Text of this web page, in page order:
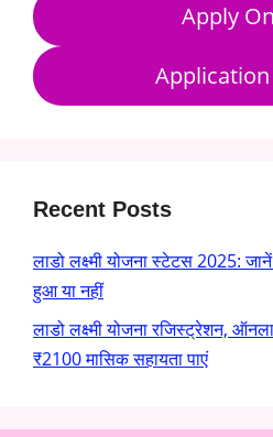
Apply
Recent Posts
लाडो लक्ष्मी योजना स्टेटस 2025:
हुआ या नहीं
लाडो लक्ष्मी योजना रजिस्ट्रेशन,
₹2100 मासिक सहायता पाएं